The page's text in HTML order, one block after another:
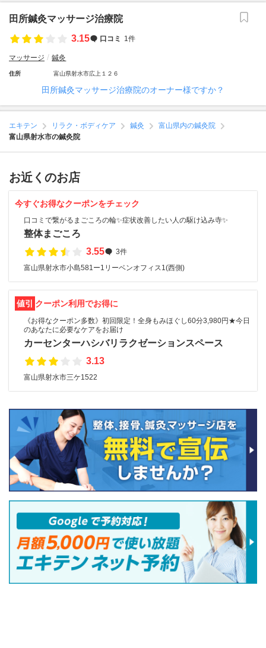
田所鍼灸マッサージ治療院
3.15
口コミ 1件
マッサージ 鍼灸
住所 富山県射水市広上１２６
田所鍼灸マッサージ治療院のオーナー様ですか？
エキテン リラク・ボディケア 鍼灸
富山県内の鍼灸院
富山県射水市の鍼灸院
お近くのお店
今すぐお得なクーポンをチェック
口コミで繋がるまごころの輪✨症状改善したい人の駆け込み寺✨
整体まごころ
3.55
3件
富山県射水市小島581ー1リーベンオフィス1(西側)
値引 クーポン利用でお得に
《お得なクーポン多数》初回限定！全身もみほぐし60分3,980円★今日
のあなたに必要なケアをお届け
カーセンターハシバリラクゼーションスペース
3.13
富山県射水市三ケ1522